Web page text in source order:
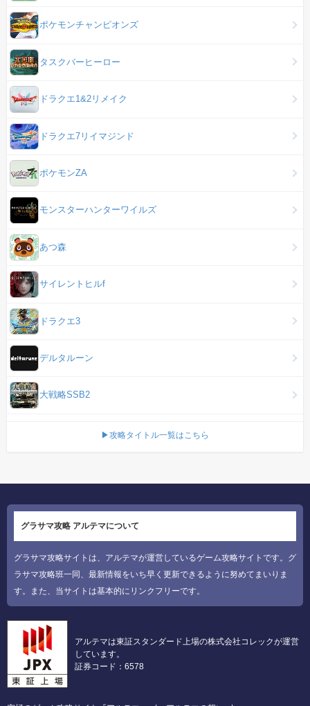
ポケモンチャンピオンズ
タスクバーヒーロー
ドラクエ1&2リメイク
ドラクエ7リイマジンド
ポケモンZA
モンスターハンターワイルズ
あつ森
サイレントヒルf
ドラクエ3
デルタルーン
大戦略SSB2
▶攻略タイトル一覧はこちら
グラサマ攻略 アルテマについて
グラサマ攻略サイトは、アルテマが運営しているゲーム攻略サイトです。グ
ラサマ攻略班一同、最新情報をいち早く更新できるように努めてまいりま
す。また、当サイトは基本的にリンクフリーです。
アルテマは東証スタンダード上場の株式会社コレックが運営
しています。
証券コード：6578